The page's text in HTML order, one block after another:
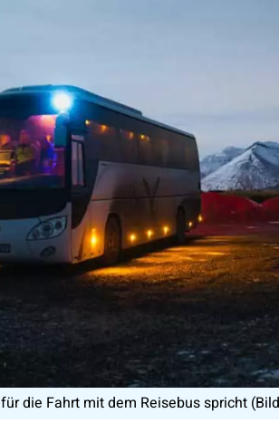
die Fahrt mit dem Reisebus spricht